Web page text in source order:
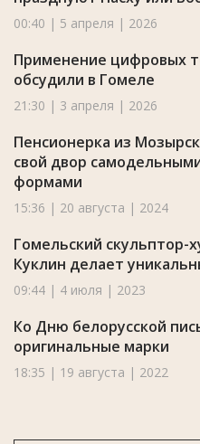
00:40 | 5 апреля | 2026
Применение цифровых
обсудили в Гомеле
21:30 | 3 апреля | 2026
Пенсионерка из
свой двор
формами
15:36 | 20 августа | 2024
Гомельский скульптор-
Куклин делает
09:44 | 4 июля | 2023
Ко Дню белорусской
оригинальные марки
18:35 | 19 августа | 2022